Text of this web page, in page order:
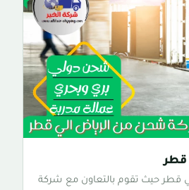
قطر
حيث تقوم بالتعاون مع شركة